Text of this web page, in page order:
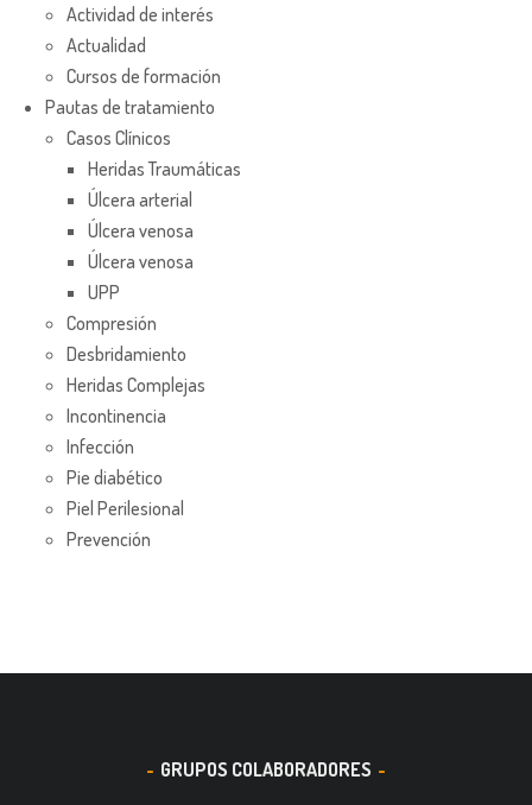
Actividad de interés
Actualidad
Cursos de formación
Pautas de tratamiento
Casos Clínicos
Heridas Traumáticas
Úlcera arterial
Úlcera venosa
Úlcera venosa
UPP
Compresión
Desbridamiento
Heridas Complejas
Incontinencia
Infección
Pie diabético
Piel Perilesional
Prevención
GRUPOS COLABORADORES